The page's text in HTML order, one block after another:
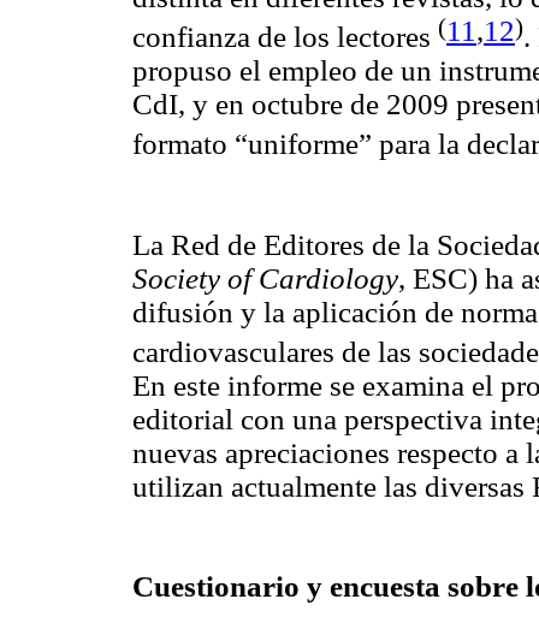
confianza de los lectores (11 ,12).
propuso el empleo de un
CdI, y en octubre de 2009
formato “uniforme” para la
La Red de Editores de la
Society of Cardiology, ESC) ha
difusión y la aplicación de
cardiovasculares de las
En este informe se examina el
editorial con una perspectiva
nuevas apreciaciones respecto
utilizan actualmente las
Cuestionario y encuesta sobre